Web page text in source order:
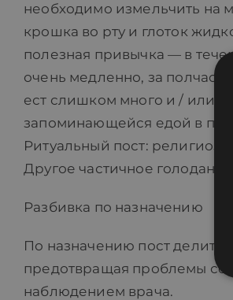
необходимо измельчить на
крошка во рту и глоток
полезная привычка — в
очень медленно, за
ест слишком много и / или
запоминающейся едой в
Ритуальный пост:
Другое частичное
Разбивка по назначению
По назначению пост
предотвращая проблемы со
наблюдением врача.